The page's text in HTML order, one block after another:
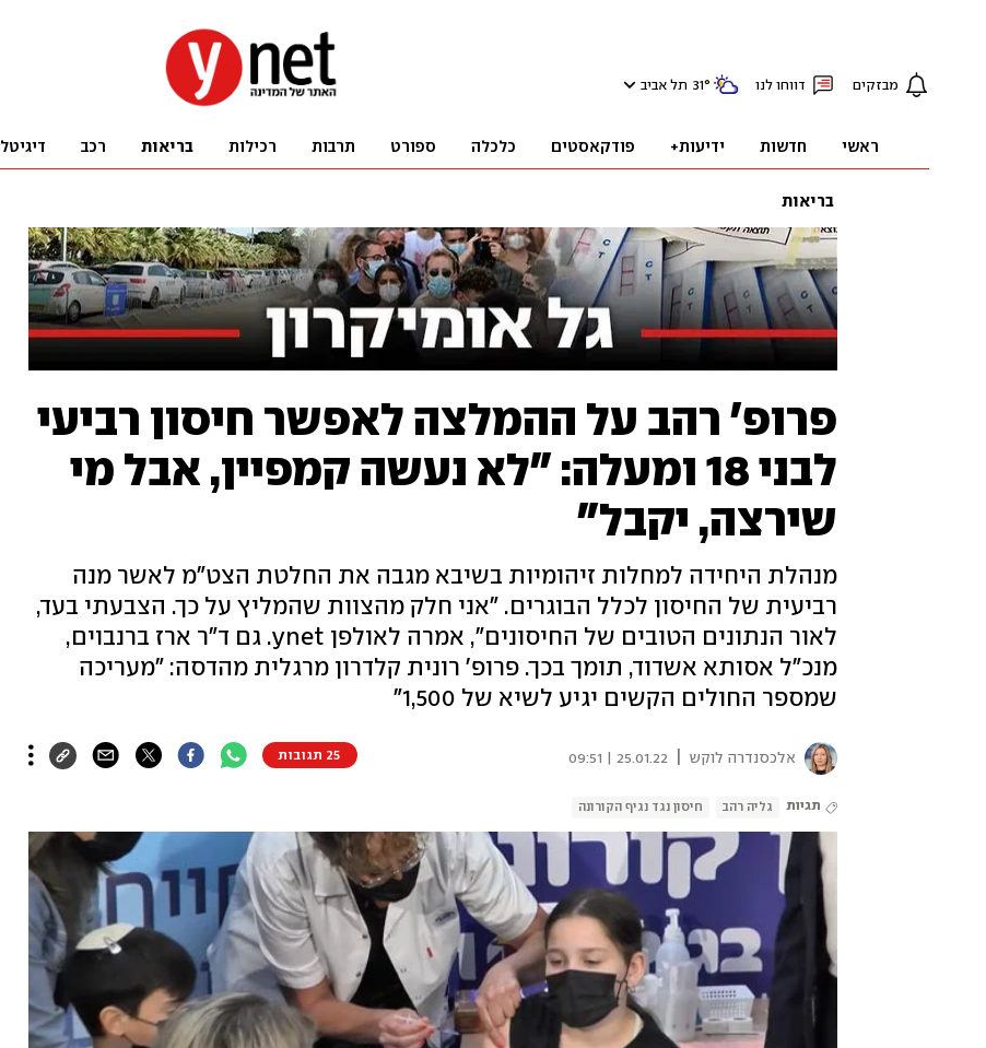
מבזקים דווחו לנו 31° תל אביב
ראשי חדשות ידיעות+ פודקאסטים כלכלה ספורט תרבות רכילות בריאות רכב דיגיטל
בריאות
פרופ' רהב על ההמלצה לאפשר חיסון רביעי
לבני 18 ומעלה: "לא נעשה קמפיין, אבל מי
שירצה, יקבל"
מנהלת היחידה למחלות זיהומיות בשיבא מגבה את החלטת הצט"מ לאשר מנה
רביעית של החיסון לכלל הבוגרים. "אני חלק מהצוות שהמליץ על כך. הצבעתי בעד,
לאור הנתונים הטובים של החיסונים", אמרה לאולפן ynet. גם ד"ר ארז ברנבוים,
מנכ"ל אסותא אשדוד, תומך בכך. פרופ' רונית קלדרון מרגלית מהדסה: "מעריכה
שמספר החולים הקשים יגיע לשיא של 1,500"
אלכסנדרה לוקש 25.01.22 | 09:51 25 תגובות
תגיות גליה רהב חיסון נגד נגיף הקורונה